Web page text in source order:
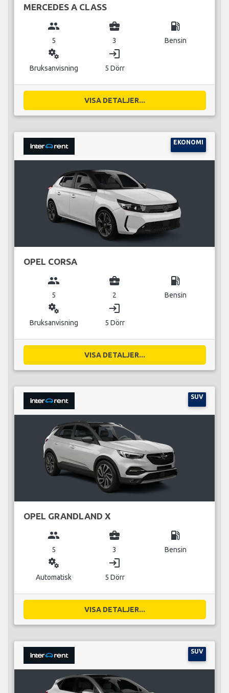
MERCEDES A CLASS
group
5
business_center
3
local_gas_station
Bensin
miscellaneous_services
Bruksanvisning
login
5 Dörr
VISA DETALJER...
EKONOMI
OPEL CORSA
group
5
business_center
2
local_gas_station
Bensin
miscellaneous_services
Bruksanvisning
login
5 Dörr
VISA DETALJER...
SUV
OPEL GRANDLAND X
group
5
business_center
3
local_gas_station
Bensin
miscellaneous_services
Automatisk
login
5 Dörr
VISA DETALJER...
SUV